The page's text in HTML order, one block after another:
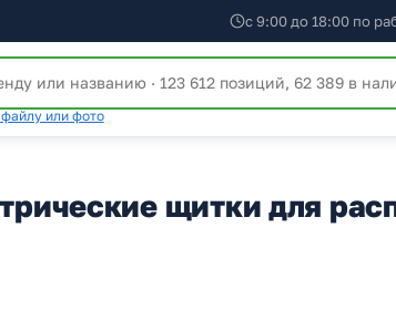
с 9:00 до 18:00 по
или фото
щитки для